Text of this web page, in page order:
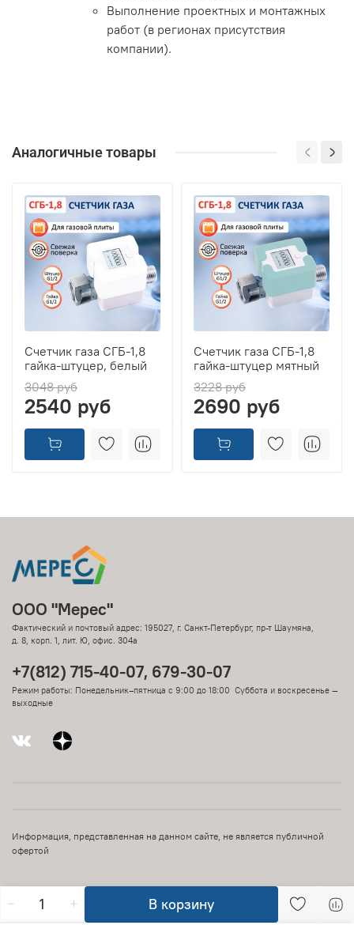
В корзину
Выполнение проектных и монтажных
работ (в регионах присутствия
компании).
Аналогичные товары
Счетчик газа СГБ-1,8
гайка-штуцер, белый
3048 руб
2540 руб
Счетчик газа СГБ-1,8
гайка-штуцер мятный
3228 руб
2690 руб
ООО "Мерес"
Фактический и почтовый адрес: 195027, г. Санкт-Петербург, пр-т Шаумяна,
д. 8, корп. 1, лит. Ю, офис. 304а
+7(812) 715-40-07, 679-30-07
Режим работы: Понедельник–пятница с 9:00 до 18:00 Суббота и воскресенье —
выходные
Информация, представленная на данном сайте, не является публичной
офертой